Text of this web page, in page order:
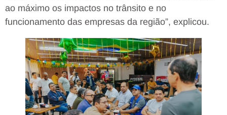
ao máximo os impactos no trânsito e no
funcionamento das empresas da região”, explicou.